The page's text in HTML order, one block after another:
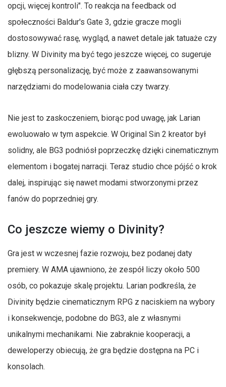
opcji, więcej kontroli". To reakcja na feedback od
społeczności Baldur's Gate 3, gdzie gracze mogli
dostosowywać rasę, wygląd, a nawet detale jak tatuaże czy
blizny. W Divinity ma być tego jeszcze więcej, co sugeruje
głębszą personalizację, być może z zaawansowanymi
narzędziami do modelowania ciała czy twarzy.
Nie jest to zaskoczeniem, biorąc pod uwagę, jak Larian
ewoluowało w tym aspekcie. W Original Sin 2 kreator był
solidny, ale BG3 podniósł poprzeczkę dzięki cinematicznym
elementom i bogatej narracji. Teraz studio chce pójść o krok
dalej, inspirując się nawet modami stworzonymi przez
fanów do poprzedniej gry.
Co jeszcze wiemy o Divinity?
Gra jest w wczesnej fazie rozwoju, bez podanej daty
premiery. W AMA ujawniono, że zespół liczy około 500
osób, co pokazuje skalę projektu. Larian podkreśla, że
Divinity będzie cinematicznym RPG z naciskiem na wybory
i konsekwencje, podobne do BG3, ale z własnymi
unikalnymi mechanikami. Nie zabraknie kooperacji, a
deweloperzy obiecują, że gra będzie dostępna na PC i
konsolach.